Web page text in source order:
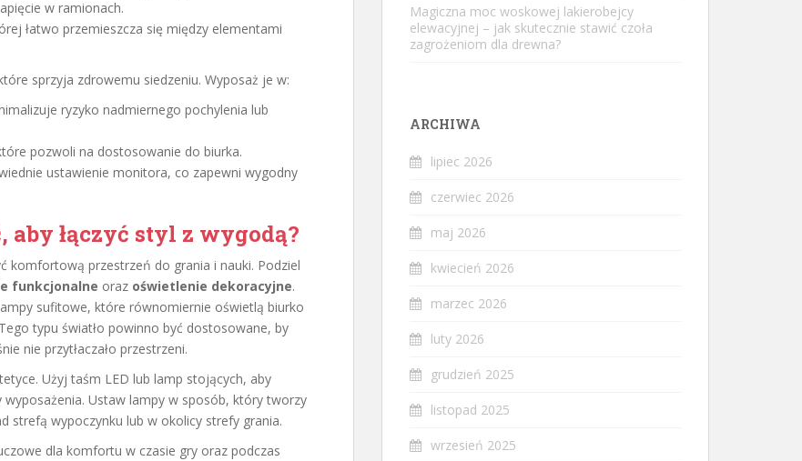
w ramionach.
łatwo przemieszcza się między elementami
sprzyja zdrowemu siedzeniu. Wyposaż je w:
ryzyko nadmiernego pochylenia lub
pozwoli na dostosowanie do biurka.
ustawienie monitora, co zapewni wygodny
łączyć styl z wygodą?
komfortową przestrzeń do grania i nauki. Podziel
funkcjonalne oraz oświetlenie dekoracyjne.
sufitowe, które równomiernie oświetlą biurko
typu światło powinno być dostosowane, by
nie przytłaczało przestrzeni.
Użyj taśm LED lub lamp stojących, aby
Ustaw lampy w sposób, który tworzy
strefą wypoczynku lub w okolicy strefy grania.
dla komfortu w czasie gry oraz podczas
Magiczna moc woskowej lakierobejcy
elewacyjnej – jak skutecznie stawić czoła
zagrożeniom dla drewna?
ARCHIWA
lipiec 2026
czerwiec 2026
maj 2026
kwiecień 2026
marzec 2026
luty 2026
grudzień 2025
listopad 2025
wrzesień 2025